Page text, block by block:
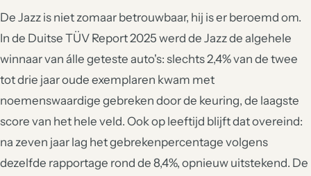
De Jazz is niet zomaar betrouwbaar, hij is er beroemd om.
In de Duitse TÜV Report 2025 werd de Jazz de algehele
winnaar van álle geteste auto's: slechts 2,4% van de twee
tot drie jaar oude exemplaren kwam met
noemenswaardige gebreken door de keuring, de laagste
score van het hele veld. Ook op leeftijd blijft dat overeind:
na zeven jaar lag het gebrekenpercentage volgens
dezelfde rapportage rond de 8,4%, opnieuw uitstekend. De